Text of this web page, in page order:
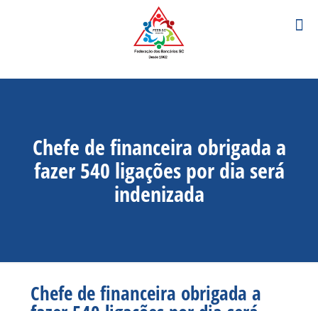
Chefe de financeira obrigada a
fazer 540 ligações por dia será
indenizada
Chefe de financeira obrigada a